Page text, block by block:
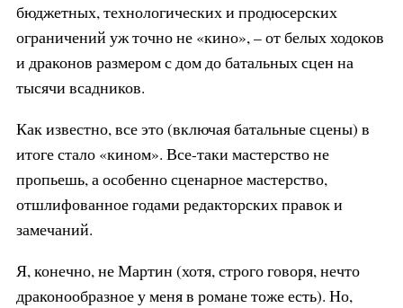
бюджетных, технологических и продюсерских
ограничений уж точно не «кино», – от белых ходоков
и драконов размером с дом до батальных сцен на
тысячи всадников.
Как известно, все это (включая батальные сцены) в
итоге стало «кином». Все-таки мастерство не
пропьешь, а особенно сценарное мастерство,
отшлифованное годами редакторских правок и
замечаний.
Я, конечно, не Мартин (хотя, строго говоря, нечто
драконообразное у меня в романе тоже есть). Но,